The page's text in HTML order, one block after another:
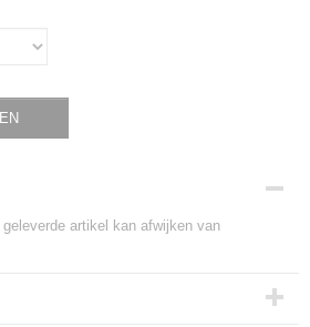
artikel kan afwijken van